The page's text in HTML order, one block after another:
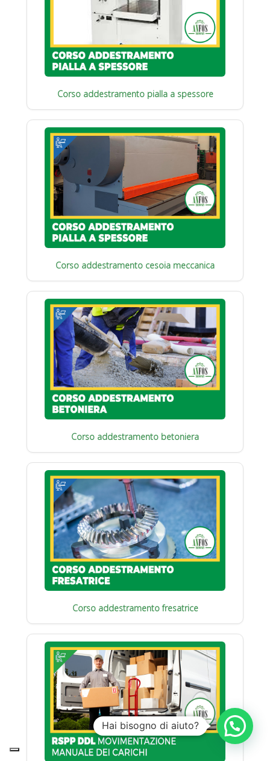
Corso addestramento pialla a spessore
Corso addestramento cesoia meccanica
Corso addestramento betoniera
Corso addestramento fresatrice
Hai bisogno di aiuto?